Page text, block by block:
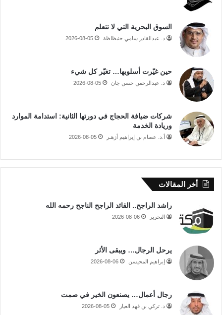
السوق البحرية التي لا تتعلم
د. عبدالقادر سامي حنبظاظة 2026-08-05
حين غيّرت أسلوبها… تغيّر كل شيء
د. عبدالرحمن حسن جان 2026-08-05
شركات ضيافة الحجاج في دورتها الثانية: استدامة الموارد
وريادة الخدمة
أ.د. عصام بن إبراهيم أزهـر 2026-08-05
أخر المقالات
راشد الراجح.. القائد الراجح الناجح رحمه الله
التحرير 2026-08-06
يرحل الرجال… ويبقى الأثر
إبراهيم المحيسن 2026-08-06
رجال أعمال… يصنعون الخير في صمت
د. تركي بن فهد العيار 2026-08-05